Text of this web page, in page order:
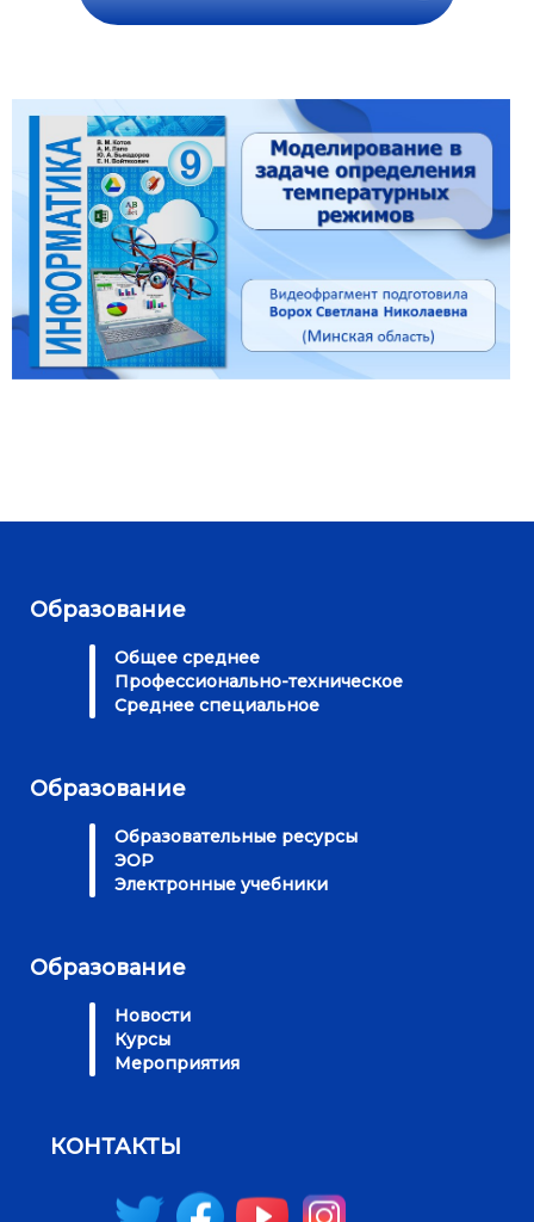
Образование
Общее среднее
Профессионально-техническое
Среднее специальное
Образование
Образовательные ресурсы
ЭОР
Электронные учебники
Образование
Новости
Курсы
Мероприятия
КОНТАКТЫ